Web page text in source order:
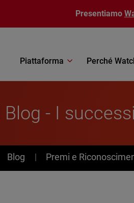
Presentiamo
Piattaforma Perché
- I
Blog Premi e